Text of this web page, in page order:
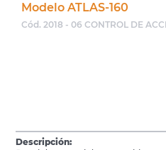
Modelo ATLAS-160
Cód. 2018 - 06 CONTROL DE
Descripción: